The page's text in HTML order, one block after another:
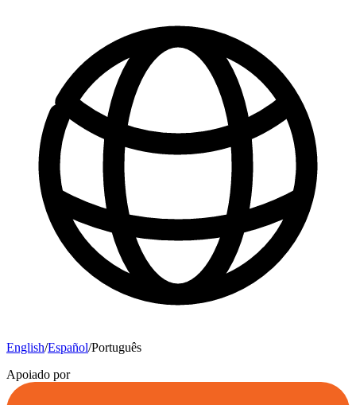
English/Español/Português
Apoiado por